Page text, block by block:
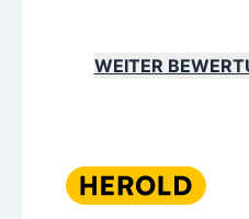
WEITER